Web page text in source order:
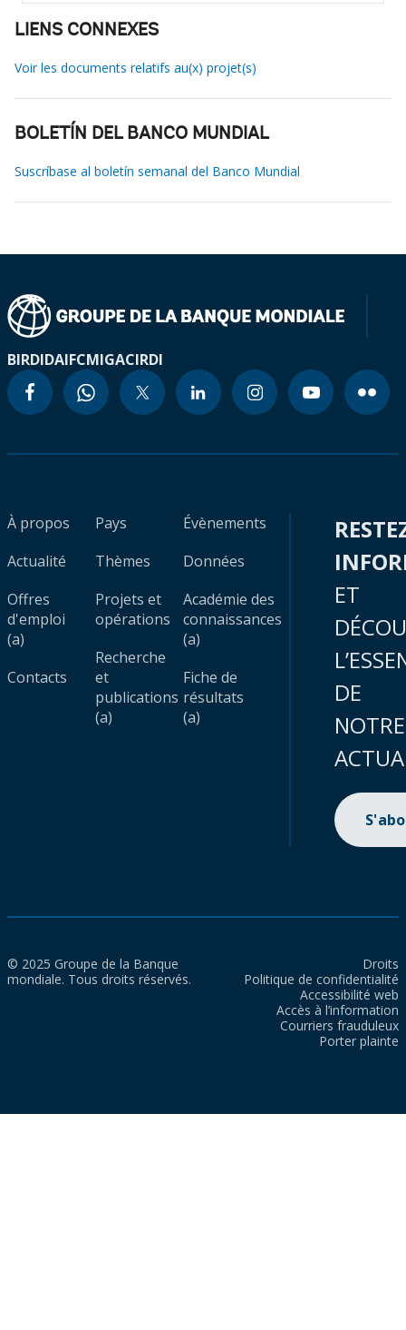
LIENS CONNEXES
Voir les documents relatifs au(x) projet(s)
BOLETÍN DEL BANCO MUNDIAL
Suscríbase al boletín semanal del Banco Mundial
BIRDIDAIFCMIGACIRDI
À propos
Actualité
Offres
d'emploi
(a)
Contacts
Pays
Thèmes
Projets et
opérations
Recherche
et
publications
(a)
Évènements
Données
Académie des
connaissances
(a)
Fiche de
résultats
(a)
ET
DE
NOTRE
© 2025 Groupe de la Banque
mondiale. Tous droits réservés.
Droits
Politique de confidentialité
Accessibilité web
Accès à l’information
Courriers frauduleux
Porter plainte